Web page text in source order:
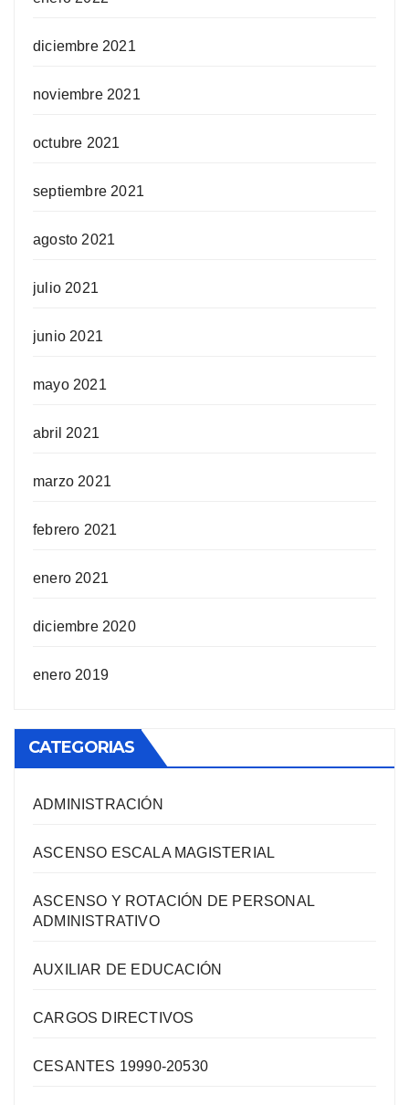
diciembre 2021
noviembre 2021
octubre 2021
septiembre 2021
agosto 2021
julio 2021
junio 2021
mayo 2021
abril 2021
marzo 2021
febrero 2021
enero 2021
diciembre 2020
enero 2019
CATEGORIAS
ADMINISTRACIÓN
ASCENSO ESCALA MAGISTERIAL
ASCENSO Y ROTACIÓN DE PERSONAL
ADMINISTRATIVO
AUXILIAR DE EDUCACIÓN
CARGOS DIRECTIVOS
CESANTES 19990-20530